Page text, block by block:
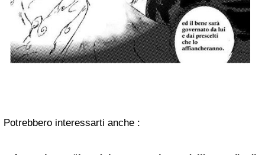
Potrebbero interessarti anche :